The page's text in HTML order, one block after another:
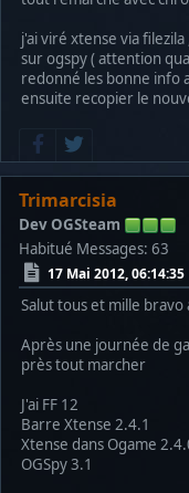
j'ai viré xtense via
sur ogspy ( attention
redonné les bonne info
ensuite recopier le
Trimarcisia
Dev OGSteam
Habitué Messages: 63
17 Mai 2012, 06:14:35
Salut tous et mille
Après une journée de
près tout marcher
J'ai FF 12
Barre Xtense 2.4.1
Xtense dans Ogame
OGSpy 3.1